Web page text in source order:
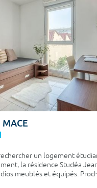
Chercher
MACE
un logement
la résidence Studéa
meublés et équipés.